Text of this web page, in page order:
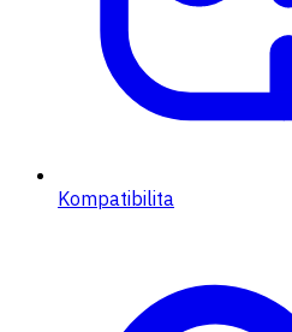
Kompatibilita